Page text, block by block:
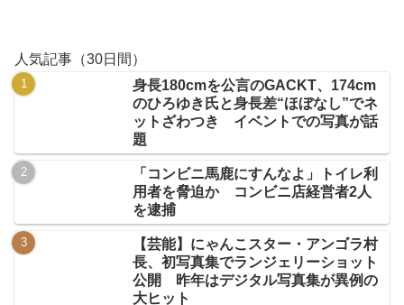
人気記事（30日間）
身長180cmを公言のGACKT、174cm
のひろゆき氏と身長差“ほぼなし”でネ
ットざわつき イベントでの写真が話
題
「コンビニ馬鹿にすんなよ」トイレ利
用者を脅迫か コンビニ店経営者2人
を逮捕
【芸能】にゃんこスター・アンゴラ村
長、初写真集でランジェリーショット
公開 昨年はデジタル写真集が異例の
大ヒット